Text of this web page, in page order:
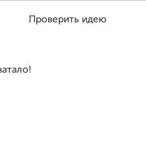
Проверить идею